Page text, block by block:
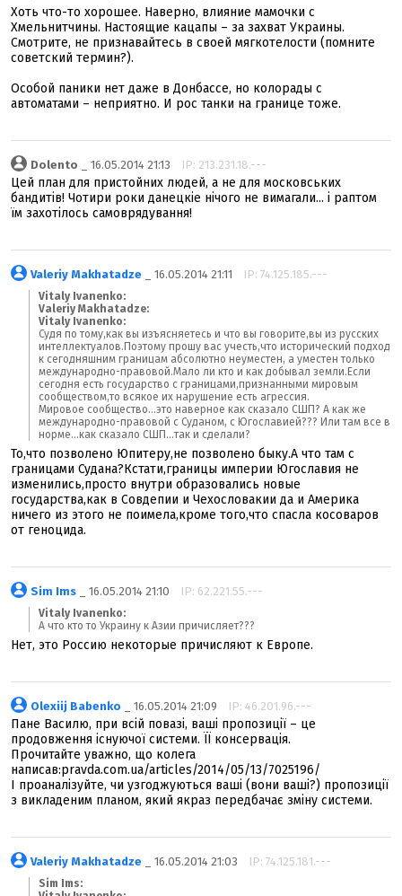
Хоть что-то хорошее. Наверно, влияние мамочки с
Хмельнитчины. Настоящие кацапы – за захват Украины.
Смотрите, не признавайтесь в своей мягкотелости (помните
советский термин?).
Особой паники нет даже в Донбассе, но колорады с
автоматами – неприятно. И рос танки на границе тоже.
Dolento _ 16.05.2014 21:13 IP: 213.231.18.---
Цей план для пристойних людей, а не для московських
бандитів! Чотири роки данецкіе нічого не вимагали... і раптом
їм захотілось самоврядування!
Valeriy Makhatadze _ 16.05.2014 21:11 IP: 74.125.185.---
Vitaly Ivanenko:
Valeriy Makhatadze:
Vitaly Ivanenko:
Судя по тому,как вы изъясняетесь и что вы говорите,вы из русских
интеллектуалов.Поэтому прошу вас учесть,что исторический подход
к сегодняшним границам абсолютно неуместен, а уместен только
международно-правовой.Мало ли кто и как добывал земли.Если
сегодня есть государство с границами,признанными мировым
сообществом,то всякое их нарушение есть агрессия.
Мировое сообщество...это наверное как сказало СШП? А как же
международно-правовой с Суданом, с Югославией??? Или там все в
норме...как сказало СШП...так и сделали?
То,что позволено Юпитеру,не позволено быку.А что там с
границами Судана?Кстати,границы империи Югославия не
изменились,просто внутри образовались новые
государства,как в Совдепии и Чехословакии да и Америка
ничего из этого не поимела,кроме того,что спасла косоваров
от геноцида.
Sim Ims _ 16.05.2014 21:10 IP: 62.221.55.---
Vitaly Ivanenko:
А что кто то Украину к Азии причисляет???
Нет, это Россию некоторые причисляют к Европе.
Olexiij Babenko _ 16.05.2014 21:09 IP: 46.201.96.---
Пане Василю, при всій повазі, ваші пропозиції – це
продовження існуючої системи. ЇЇ консервація.
Прочитайте уважно, що колега
написав:pravda.com.ua/articles/2014/05/13/7025196/
І проаналізуйте, чи узгоджуються ваші (вони ваші?) пропозиції
з викладеним планом, який якраз передбачає зміну системи.
Valeriy Makhatadze _ 16.05.2014 21:03 IP: 74.125.181.---
Sim Ims: